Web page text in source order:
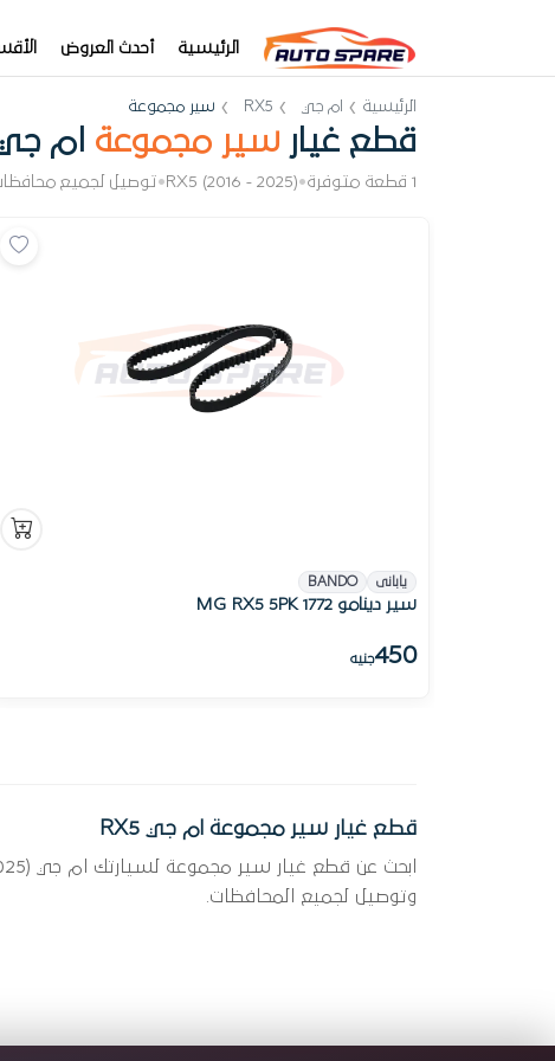
الرئيسية أحدث العروض
الرئيسية ام جي RX5 سير مجموعة
قطع غيار سير مجموعة ام جي RX5
1 قطعة متوفرة •
RX5 (2016 - 2025)
•توصيل لجميع
يابانى BANDO
سير دينامو MG RX5 5PK 1772
450جنيه
قطع غيار سير مجموعة ام جي RX5
وتوصيل لجميع المحافظات.